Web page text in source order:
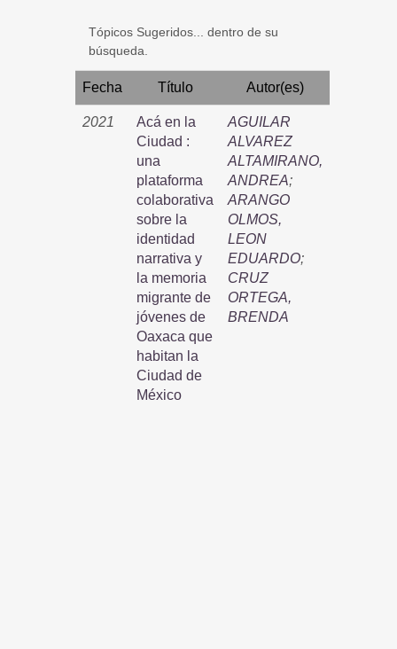
Tópicos Sugeridos... dentro de su
búsqueda.
Fecha Título Autor(es)
2021
Acá en la
Ciudad :
una
plataforma
colaborativa
sobre la
identidad
narrativa y
la memoria
migrante de
jóvenes de
Oaxaca que
habitan la
Ciudad de
México
AGUILAR
ALVAREZ
ALTAMIRANO,
ANDREA;
ARANGO
OLMOS,
LEON
EDUARDO;
CRUZ
ORTEGA,
BRENDA